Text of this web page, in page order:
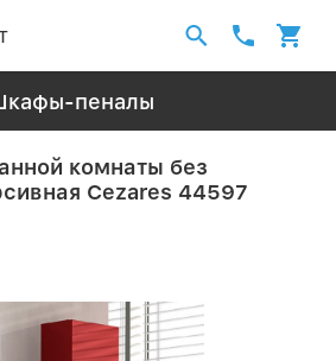
пеналы
комнаты без
Cezares 44597